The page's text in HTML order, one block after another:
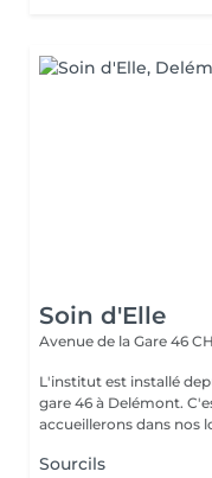
Soin d'Elle
Avenue de la Gare 46
L'institut est installé
gare 46 à Delémont.
accueillerons dans nos
Sourcils